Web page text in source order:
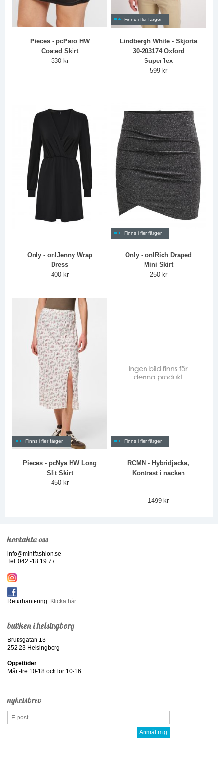
Pieces - pcParo HW
Coated Skirt
330 kr
Finns i fler färger
Lindbergh White - Skjorta
30-203174 Oxford
Superflex
599 kr
Only - onlJenny Wrap
Dress
400 kr
Finns i fler färger
Only - onlRich Draped
Mini Skirt
250 kr
Finns i fler färger
Pieces - pcNya HW Long
Slit Skirt
450 kr
Finns i fler färger
RCMN - Hybridjacka,
Kontrast i nacken
1499 kr
kontakta oss
info@mintfashion.se
Tel. 042 -18 19 77
Returhantering: Klicka här
butiken i helsingborg
Bruksgatan 13
252 23 Helsingborg
Öppettider
Mån-fre 10-18 och lör 10-16
nyhetsbrev
Anmäl mig